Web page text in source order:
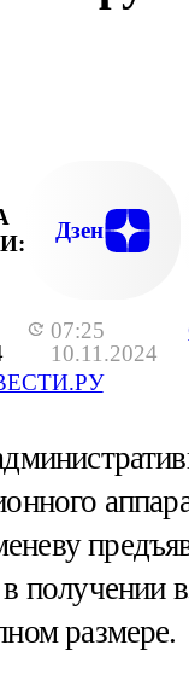
07:25
10.11.2024
Дзен
получении
размере.